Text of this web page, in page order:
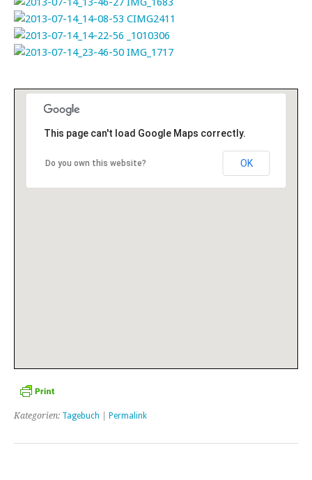
This page can't load Google Maps correctly.
Do you own this website? OK
Kategorien: Tagebuch Permalink